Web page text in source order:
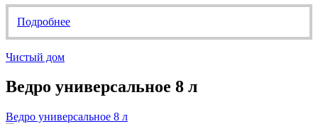
Подробнее
Чистый дом
Ведро универсальное 8 л
Ведро универсальное 8 л